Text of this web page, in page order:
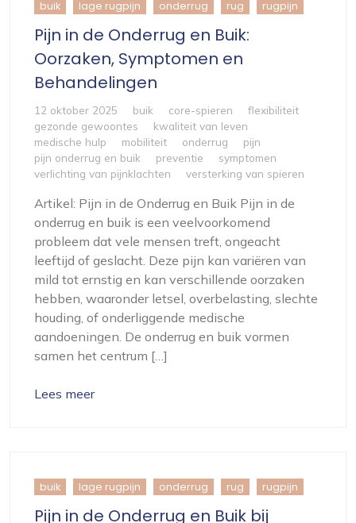
buik lage rugpijn onderrug rug rugpijn
Pijn in de Onderrug en Buik:
Oorzaken, Symptomen en
Behandelingen
12 oktober 2025 buik core-spieren
flexibiliteit
gezonde gewoontes
kwaliteit van leven
medische hulp
mobiliteit onderrug
pijn
pijn onderrug en buik
preventie
symptomen
verlichting van pijnklachten
versterking van spieren
Artikel: Pijn in de Onderrug en Buik Pijn in de
onderrug en buik is een veelvoorkomend
probleem dat vele mensen treft, ongeacht
leeftijd of geslacht. Deze pijn kan variëren van
mild tot ernstig en kan verschillende oorzaken
hebben, waaronder letsel, overbelasting, slechte
houding, of onderliggende medische
aandoeningen. De onderrug en buik vormen
samen het centrum […]
Lees meer
buik lage rugpijn onderrug rug rugpijn
Pijn in de Onderrug en Buik bij